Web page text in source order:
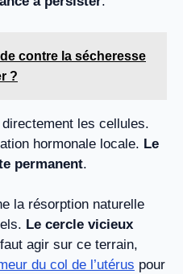
contre la sécheresse
?
les cellules.
hormonale locale. Le
permanent.
la résorption naturelle
Le cercle vicieux
agir sur ce terrain,
du col de l’utérus pour